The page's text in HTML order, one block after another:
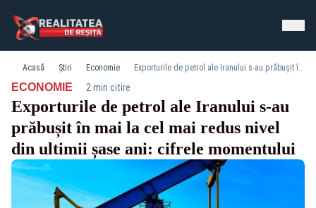
Acasă Știri Economie Exporturile de petrol ale Iranului s-au prăbușit în mai la cel mai redus nivel din ultimii șase ani: cifrele momentului
ECONOMIE· 2 min citire
Exporturile de petrol ale Iranului s-au
prăbușit în mai la cel mai redus nivel
din ultimii șase ani: cifrele momentului